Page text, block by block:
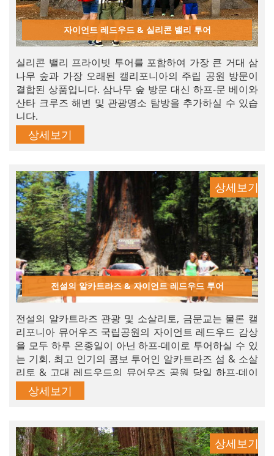
자이언트 레드우드 & 실리콘 밸리 투어
실리콘 밸리 프라이빗 투어를 포함하여 가장 큰 거대 삼
나무 숲과 가장 오래된 캘리포니아의 주립 공원 방문이
결합된 상품입니다. 삼나무 숲 방문 대신 하프-문 베이와
산타 크루즈 해변 및 관광명소 탐방을 추가하실 수 있습
니다.
상세보기
상세보기
전설의 알카트라즈 & 자이언트 레드우드 투어
전설의 알카트라즈 관광 및 소살리토, 금문교는 물론 캘
리포니아 뮤어우즈 국립공원의 자이언트 레드우드 감상
을 모두 하루 온종일이 아닌 하프-데이로 투어하실 수 있
는 기회. 최고 인기의 콤보 투어인 알카트라즈 섬 & 소살
리토 & 고대 레드우드의 뮤어우즈 공원 당일 하프-데이
투어를 지금 예약하세요. 샌프란시스코에서 가장 알찬 하
루를 보낼 수 있습니다.
상세보기
상세보기